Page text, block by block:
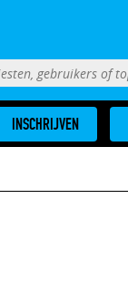
INSCHRIJVEN